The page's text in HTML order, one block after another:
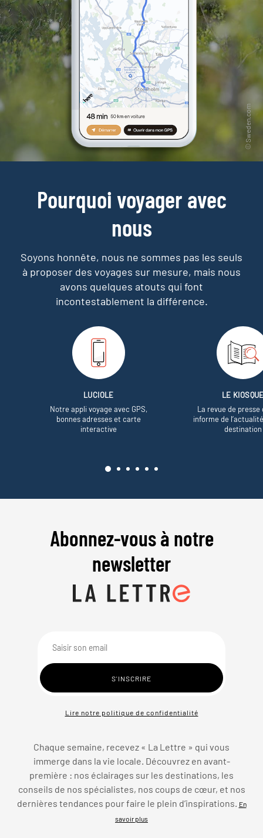
Pourquoi voyager avec
nous
Soyons honnête, nous ne sommes pas les seuls
à proposer des voyages sur mesure, mais nous
avons quelques atouts qui font
incontestablement la différence.
LUCIOLE
Notre appli voyage avec GPS,
bonnes adresses et carte
interactive
LE
La revue de presse
informe de
destination
Abonnez-vous à notre
newsletter
Lire notre politique de confidentialité
Chaque semaine, recevez « La Lettre » qui vous
immerge dans la vie locale. Découvrez en avant-
première : nos éclairages sur les destinations, les
conseils de nos spécialistes, nos coups de cœur, et nos
dernières tendances pour faire le plein d’inspirations. En
savoir plus